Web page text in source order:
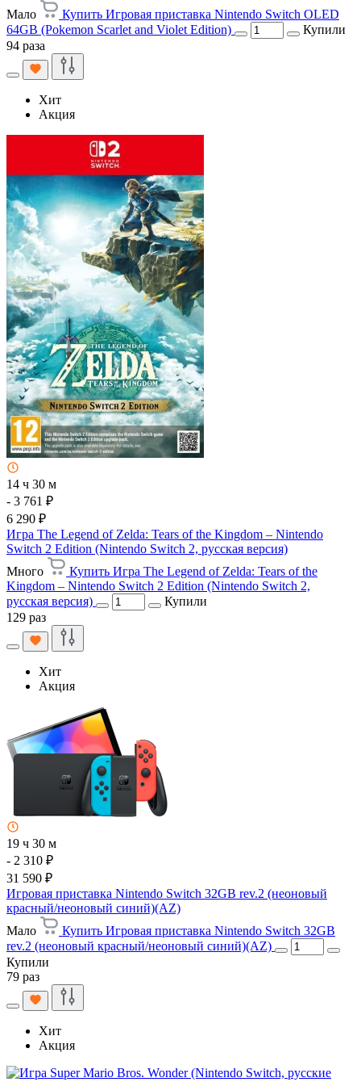
Мало
Купить Игровая приставка Nintendo Switch OLED
64GB (Pokemon Scarlet and Violet Edition)
Купили
94 раза
Хит
Акция
14 ч 30 м
- 3 761 ₽
6 290 ₽
Игра The Legend of Zelda: Tears of the Kingdom – Nintendo
Switch 2 Edition (Nintendo Switch 2, русская версия)
Много
Купить Игра The Legend of Zelda: Tears of the
Kingdom – Nintendo Switch 2 Edition (Nintendo Switch 2,
русская версия)
Купили
129 раз
Хит
Акция
19 ч 30 м
- 2 310 ₽
31 590 ₽
Игровая приставка Nintendo Switch 32GB rev.2 (неоновый
красный/неоновый синий)(AZ)
Мало
Купить Игровая приставка Nintendo Switch 32GB
rev.2 (неоновый красный/неоновый синий)(AZ)
Купили
79 раз
Хит
Акция